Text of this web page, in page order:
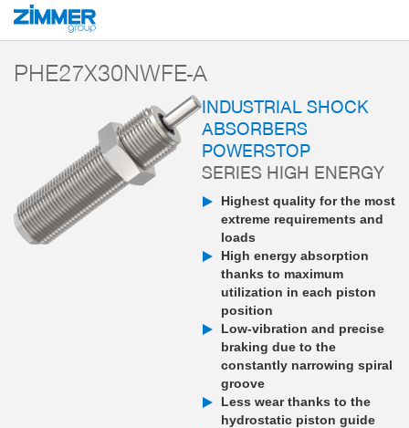
Start Products
PHE27X30NWFE-A
INDUSTRIAL SHOCK
ABSORBERS
POWERSTOP
SERIES HIGH ENERGY
Highest quality for the most
extreme requirements and
loads
High energy absorption
thanks to maximum
utilization in each piston
position
Low-vibration and precise
braking due to the
constantly narrowing spiral
groove
Less wear thanks to the
hydrostatic piston guide